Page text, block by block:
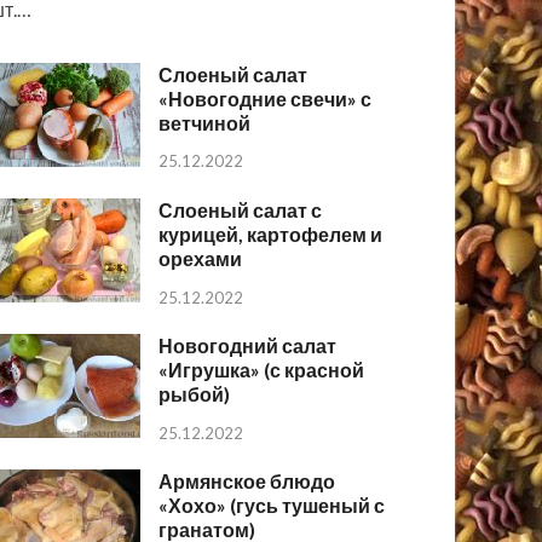
Слоеный салат
«Новогодние свечи» с
ветчиной
25.12.2022
Слоеный салат с
курицей, картофелем и
орехами
25.12.2022
Новогодний салат
«Игрушка» (с красной
рыбой)
25.12.2022
Армянское блюдо
«Хохо» (гусь тушеный с
гранатом)